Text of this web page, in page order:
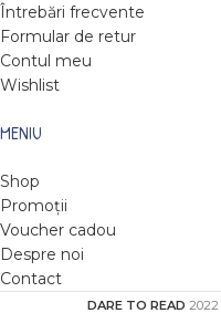
Întrebări frecvente
Formular de retur
Contul meu
Wishlist
MENIU
Shop
Promoții
Voucher cadou
Despre noi
Contact
DARE TO READ 2022